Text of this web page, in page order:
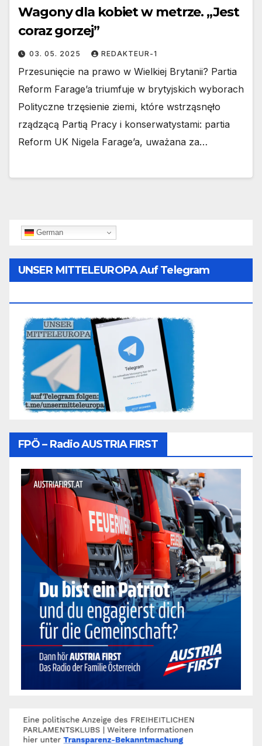
Wagony dla kobiet w metrze. „Jest
coraz gorzej”
03. 05. 2025 REDAKTEUR-1
Przesunięcie na prawo w Wielkiej Brytanii? Partia
Reform Farage’a triumfuje w brytyjskich wyborach
Polityczne trzęsienie ziemi, które wstrząsnęło
rządzącą Partią Pracy i konserwatystami: partia
Reform UK Nigela Farage’a, uważana za…
German
UNSER MITTELEUROPA Auf Telegram
FPÖ – Radio AUSTRIA FIRST